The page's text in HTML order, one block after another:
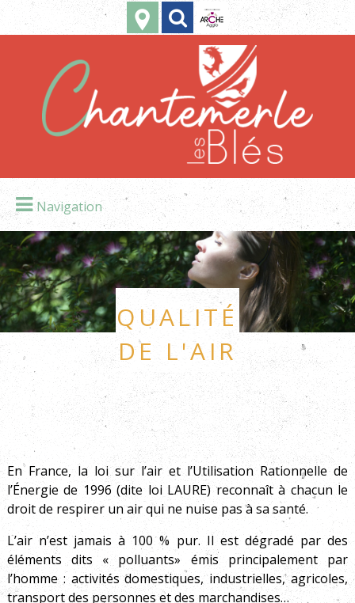
Navigation
Qualité
de l'air
En France, la loi sur l’air et l’Utilisation Rationnelle de
l’Énergie de 1996 (dite loi LAURE) reconnaît à chacun le
droit de respirer un air qui ne nuise pas à sa santé.
L’air n’est jamais à 100 % pur. Il est dégradé par des
éléments dits « polluants» émis principalement par
l’homme : activités domestiques, industrielles, agricoles,
transport des personnes et des marchandises…